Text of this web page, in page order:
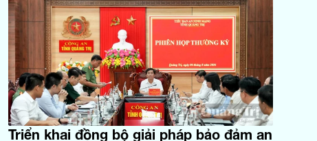
Triển khai đồng bộ giải pháp bảo đảm an